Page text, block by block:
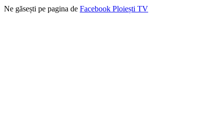
Ne găsești pe pagina de Facebook Ploiești TV